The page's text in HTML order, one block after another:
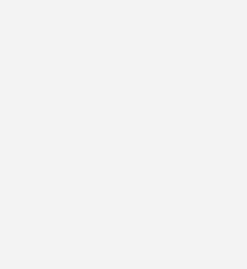
Gebäude umgezogen. Das
hat eine Fläche von rund